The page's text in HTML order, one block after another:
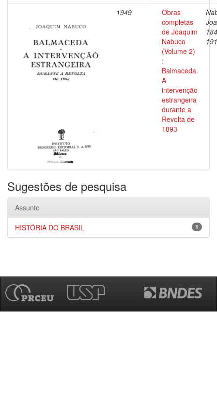
1949
Obras
completas
de Joaquim
Nabuco
(Volume 2)
:
Balmaceda.
A
intervenção
estrangeira
durante a
Revolta de
1893
Sugestões de pesquisa
Assunto
1
HISTÓRIA DO BRASIL